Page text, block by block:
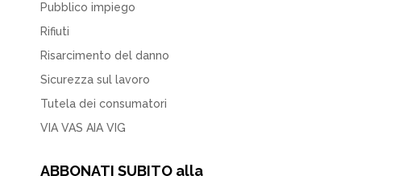
Pubblico impiego
Rifiuti
Risarcimento del danno
Sicurezza sul lavoro
Tutela dei consumatori
VIA VAS AIA VIG
ABBONATI SUBITO alla